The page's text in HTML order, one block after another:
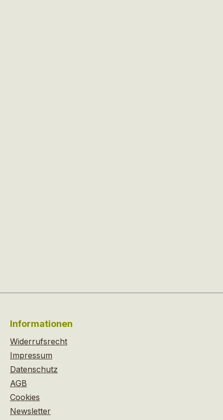
verfügbar.)
Informationen
Widerrufsrecht
Impressum
Datenschutz
AGB
Cookies
Newsletter